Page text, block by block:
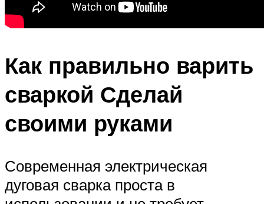
Как правильно варить
сваркой Сделай
своими руками
Современная электрическая
дуговая сварка проста в